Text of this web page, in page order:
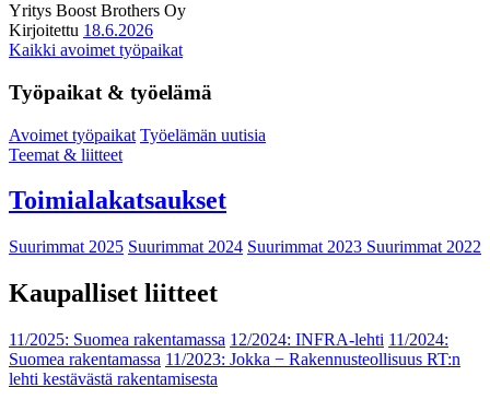
Yritys Boost Brothers Oy
Kirjoitettu 18.6.2026
Kaikki avoimet työpaikat
Työpaikat & työelämä
Avoimet työpaikat Työelämän uutisia
Teemat & liitteet
Toimialakatsaukset
Suurimmat 2025 Suurimmat 2024 Suurimmat 2023 Suurimmat 2022
Kaupalliset liitteet
11/2025: Suomea rakentamassa 12/2024: INFRA-lehti 11/2024:
Suomea rakentamassa 11/2023: Jokka − Rakennusteollisuus RT:n
lehti kestävästä rakentamisesta